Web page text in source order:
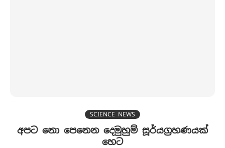
SCIENCE NEWS
අප‍ට නො පෙනෙන දෙමුහුම් සූර්යග්‍රහණයක්
හෙට